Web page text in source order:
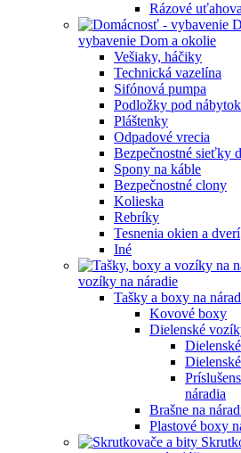
Rázové
vybavenie Dom a okolie
Vešiaky, háčiky
Technická vazelína
Sifónová pumpa
Podložky pod nábytok
Pláštenky
Odpadové vrecia
Bezpečnostné sieťky
Spony na káble
Bezpečnostné clony
Kolieska
Rebríky
Tesnenia okien a dverí
Iné
vozíky na náradie
Tašky a boxy na
Kovové boxy
Dielenské
náradia
Brašne na
Plastové boxy